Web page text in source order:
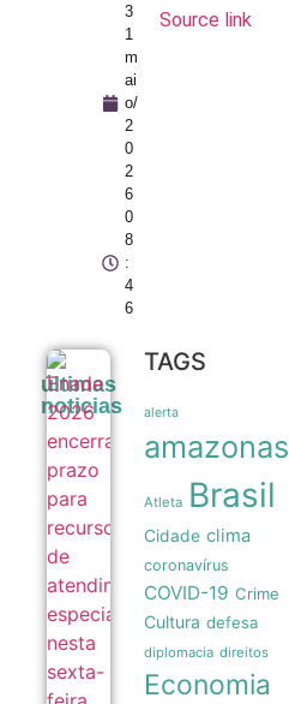
3
1
m
ai
o/
2
0
2
6
0
8
:
4
6
Source link
últimas
noticias
Enade 2026
prazo para
atendimento
nesta sexta-
feira
TAGS
alerta
amazonas
Atleta Brasil
Cidade clima
coronavírus
COVID-19 Crime
Cultura defesa
diplomacia direitos
Economia